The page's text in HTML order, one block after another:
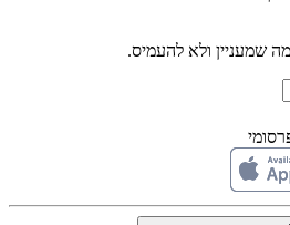
שמעניין ולא להעמיס.